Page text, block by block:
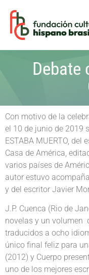
Debate
Con motivo de la
el 10 de junio de 2019
ESTABA MUERTO, del
Casa de América,
varios países de
autor estuvo
y del escritor Javier
J.P. Cuenca (Rio de
novelas y un volumen
traducidos a ocho
único final feliz para
(2012) y Cuerpo
uno de los mejores